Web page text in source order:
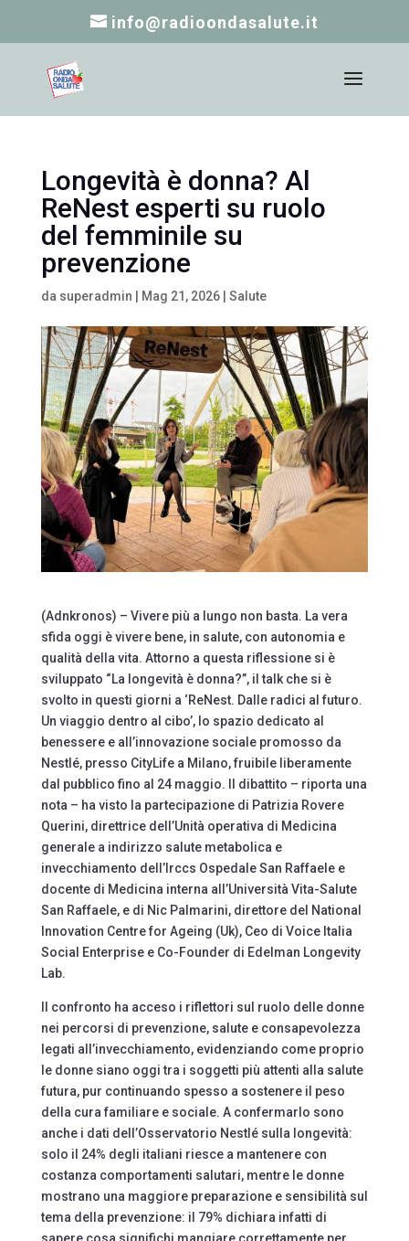
info@radioondasalute.it
Longevità è donna? Al
ReNest esperti su ruolo
del femminile su
prevenzione
da superadmin Mag 21, 2026| Salute
(Adnkronos) – Vivere più a lungo non basta. La vera
sfida oggi è vivere bene, in salute, con autonomia e
qualità della vita. Attorno a questa riflessione si è
sviluppato “La longevità è donna?”, il talk che si è
svolto in questi giorni a ‘ReNest. Dalle radici al futuro.
Un viaggio dentro al cibo’, lo spazio dedicato al
benessere e all’innovazione sociale promosso da
Nestlé, presso CityLife a Milano, fruibile liberamente
dal pubblico fino al 24 maggio. Il dibattito – riporta una
nota – ha visto la partecipazione di Patrizia Rovere
Querini, direttrice dell’Unità operativa di Medicina
generale a indirizzo salute metabolica e
invecchiamento dell’Irccs Ospedale San Raffaele e
docente di Medicina interna all’Università Vita-Salute
San Raffaele, e di Nic Palmarini, direttore del National
Innovation Centre for Ageing (Uk), Ceo di Voice Italia
Social Enterprise e Co-Founder di Edelman Longevity
Lab.
Il confronto ha acceso i riflettori sul ruolo delle donne
nei percorsi di prevenzione, salute e consapevolezza
legati all’invecchiamento, evidenziando come proprio
le donne siano oggi tra i soggetti più attenti alla salute
futura, pur continuando spesso a sostenere il peso
della cura familiare e sociale. A confermarlo sono
anche i dati dell’Osservatorio Nestlé sulla longevità:
solo il 24% degli italiani riesce a mantenere con
costanza comportamenti salutari, mentre le donne
mostrano una maggiore preparazione e sensibilità sul
tema della prevenzione: il 79% dichiara infatti di
sapere cosa significhi mangiare correttamente per